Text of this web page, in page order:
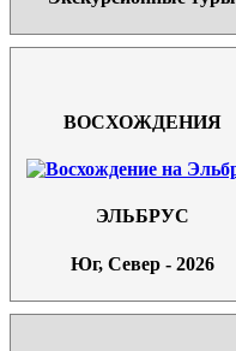
ВОСХОЖДЕНИЯ
ЭЛЬБРУС
Юг, Север - 2026